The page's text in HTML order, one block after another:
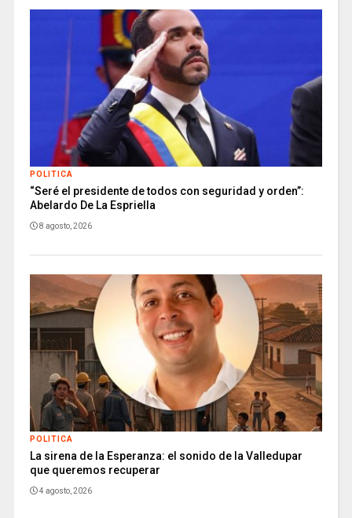
POLITICA
“Seré el presidente de todos con seguridad y orden”:
Abelardo De La Espriella
8 agosto, 2026
POLITICA
La sirena de la Esperanza: el sonido de la Valledupar
que queremos recuperar
4 agosto, 2026